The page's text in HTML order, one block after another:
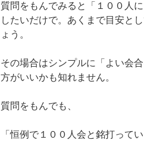
質問をもんでみると「１００人
したいだけで。あくまで目安と
ょう。
その場合はシンプルに「よい会
方がいいかも知れません。
質問をもんでも、
「恒例で１００人会と銘打って